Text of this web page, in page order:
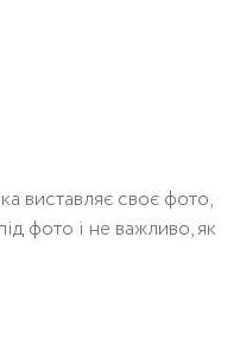
виставляє своє фото,
фото і не важливо, як